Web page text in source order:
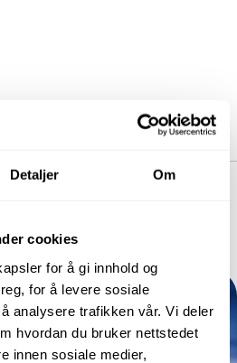
Detaljer Om
cookies
for å gi innhold og
for å levere sosiale
analysere trafikken vår. Vi deler
hvordan du bruker nettstedet
innen sosiale medier,